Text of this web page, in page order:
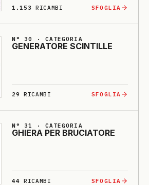
1.153 RICAMBI SFOGLIA
N° 30 · CATEGORIA
GE­NE­RA­TO­RE SCINTILLE
29 RICAMBI SFOGLIA
N° 31 · CATEGORIA
GHIE­RA PER BRU­CIA­TO­RE
44 RICAMBI SFOGLIA